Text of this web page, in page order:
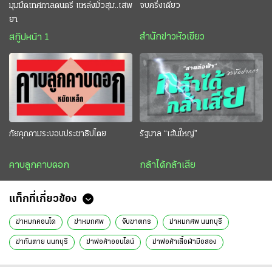
มุมมืดเทศกาลดนตรี แหล่งมั่วสุม..เสพ
ยา
สกู๊ปหน้า 1
จบครึ่งเดียว
สำนักข่าวหัวเขียว
ภัยคุกคามระบอบประชาธิปไตย
คาบลูกคาบดอก
รัฐบาล “เส้นใหญ่”
กล้าได้กล้าเสีย
แท็กที่เกี่ยวข้อง
ฆ่าหมกคอนโด ฆ่าหมกศพ จับฆาตกร ฆ่าหมกศพ นนทบุรี
ฆ่ากันตาย นนทบุรี ฆ่าพ่อค้าออนไลน์ ฆ่าพ่อค้าเสื้อผ้ามือสอง